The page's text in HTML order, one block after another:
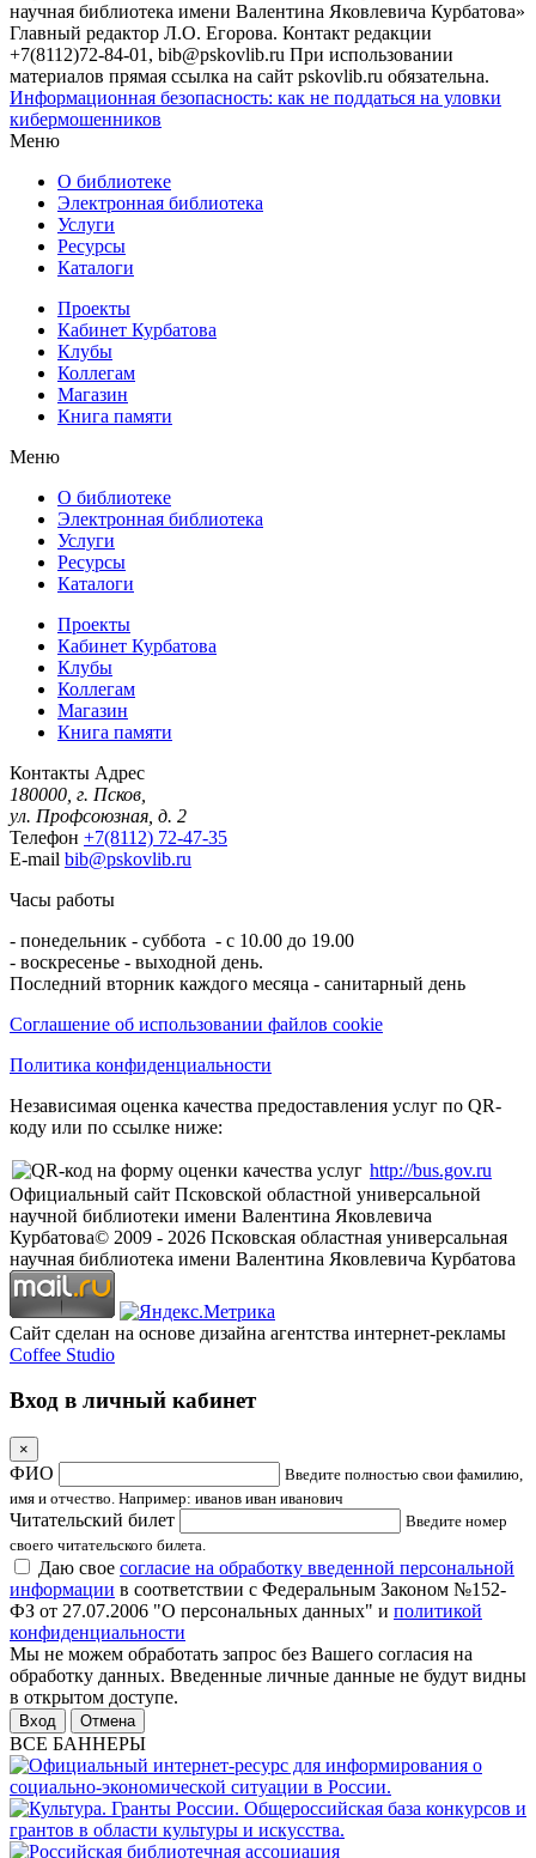
научная библиотека имени Валентина Яковлевича Курбатова»
Главный редактор Л.О. Егорова. Контакт редакции
+7(8112)72-84-01, bib@pskovlib.ru При использовании
материалов прямая ссылка на сайт pskovlib.ru обязательна.
Информационная безопасность: как не поддаться на уловки
кибермошенников
Меню
О библиотеке
Электронная библиотека
Услуги
Ресурсы
Каталоги
Проекты
Кабинет Курбатова
Клубы
Коллегам
Магазин
Книга памяти
Меню
О библиотеке
Электронная библиотека
Услуги
Ресурсы
Каталоги
Проекты
Кабинет Курбатова
Клубы
Коллегам
Магазин
Книга памяти
Контакты Адрес
180000, г. Псков,
ул. Профсоюзная, д. 2
Телефон +7(8112) 72-47-35
E-mail bib@pskovlib.ru
Часы работы
- понедельник - суббота - с 10.00 до 19.00
- воскресенье - выходной день.
Последний вторник каждого месяца - санитарный день
Соглашение об использовании файлов cookie
Политика конфиденциальности
Независимая оценка качества предоставления услуг по QR-
коду или по ссылке ниже:
http://bus.gov.ru
Официальный сайт Псковской областной универсальной
научной библиотеки имени Валентина Яковлевича
Курбатова© 2009 - 2026 Псковская областная универсальная
научная библиотека имени Валентина Яковлевича Курбатова
Сайт сделан на основе дизайна агентства интернет-рекламы
Coffee Studio
Вход в личный кабинет
×
ФИО
Введите полностью свои фамилию,
имя и отчество. Например: иванов иван иванович
Читательский билет
Введите номер
своего читательского билета.
Даю свое согласие на обработку введенной персональной
информации в соответствии с Федеральным Законом №152-
ФЗ от 27.07.2006 "О персональных данных" и политикой
конфиденциальности
Мы не можем обработать запрос без Вашего согласия на
обработку данных. Введенные личные данные не будут видны
в открытом доступе.
Отмена
ВСЕ БАННЕРЫ